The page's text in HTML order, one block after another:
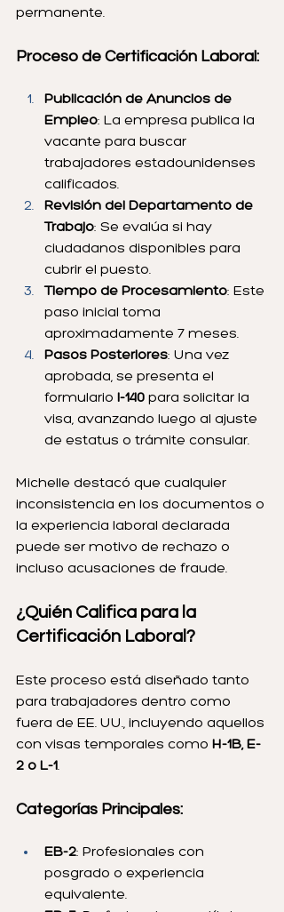
permanente.
Proceso de Certificación Laboral:
Publicación de Anuncios de
Empleo: La empresa publica la
vacante para buscar
trabajadores estadounidenses
calificados.
Revisión del Departamento de
Trabajo: Se evalúa si hay
ciudadanos disponibles para
cubrir el puesto.
Tiempo de Procesamiento: Este
paso inicial toma
aproximadamente 7 meses.
Pasos Posteriores: Una vez
aprobada, se presenta el
formulario I-140 para solicitar la
visa, avanzando luego al ajuste
de estatus o trámite consular.
Michelle destacó que cualquier
inconsistencia en los documentos o
la experiencia laboral declarada
puede ser motivo de rechazo o
incluso acusaciones de fraude.
¿Quién Califica para la
Certificación Laboral?
Este proceso está diseñado tanto
para trabajadores dentro como
fuera de EE. UU., incluyendo aquellos
con visas temporales como H-1B, E-
2 o L-1.
Categorías Principales:
EB-2: Profesionales con
posgrado o experiencia
equivalente.